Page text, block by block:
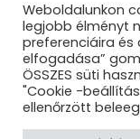
Weboldalunkon
legjobb élményt
preferenciáira és
elfogadása”
ÖSSZES süti
"Cookie -
ellenőrzött